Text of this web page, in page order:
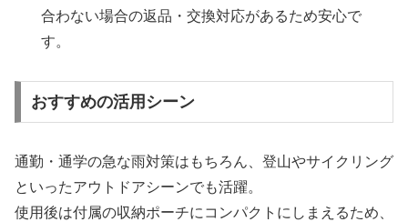
合わない場合の返品・交換対応があるため安心で
す。
おすすめの活用シーン
通勤・通学の急な雨対策はもちろん、登山やサイクリング
といったアウトドアシーンでも活躍。
使用後は付属の収納ポーチにコンパクトにしまえるため、